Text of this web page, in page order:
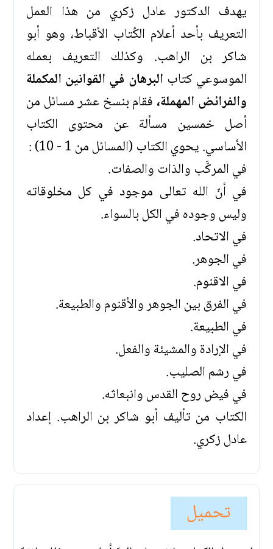
يهدف الدكتور عادل زكري من هذا العمل
التعريف بأحد أعلام الكُتاب الأقباط، وهو أبو
شاكر بن الراهب. وكذلك التعريف بعمله
الموسوعي كتاب البرهان في القوانين المكملة
والفرائض المهملة، فقام بنسخ عشر مسائل من
أصل خمسين مسألة عن محتوى الكتاب
الأساسي. يحوي الكتاب (المسائل من 1 - 10) :
في المركَّب والذات والصفات.
في أنّ الله تعالى موجود في كل مخلوقاته
وليس وجوده في الكل بالسواء.
في الاتحاد.
في الجوهر.
في الاقنوم.
في الفرق بين الجوهر والأقنوم والطبيعة.
في الطبيعة.
في الإرادة والمشيئة والفعل.
في رشم الصليب.
في فيض روح القدس وانبعاثه.
الكتاب من تأليف أبو شاكر بن الراهب. إعداد
عادل زكري.
تحميل